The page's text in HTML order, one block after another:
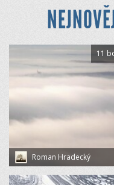
Roman Hradecký
11